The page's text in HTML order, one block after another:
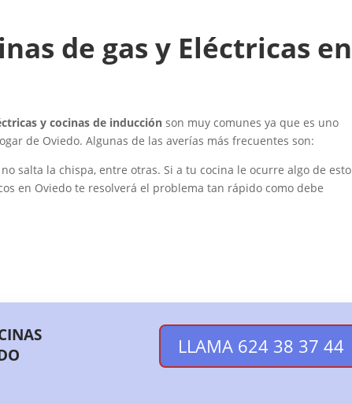
de gas y Eléctricas en
y cocinas de inducción son muy comunes ya que es uno
de Oviedo. Algunas de las averías más frecuentes son:
salta la chispa, entre otras. Si a tu cocina le ocurre algo de esto
en Oviedo te resolverá el problema tan rápido como debe
LLAMA 624 38 37 44